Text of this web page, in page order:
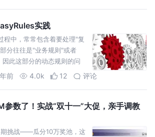
实践
程中，常常包含着要处理"复
分往往是"业务规则"或者
此这部分的动态规则的问
并对系统
前 4.0k 12 评论
参数了！实战“双十一”大促，亲手调教
期挑战——瓜分10万奖池，这